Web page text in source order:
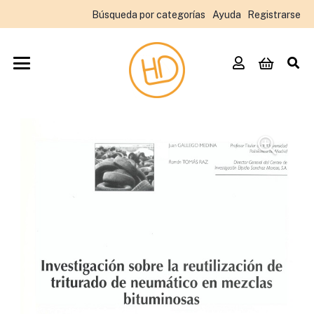
Búsqueda por categorías Ayuda Registrarse